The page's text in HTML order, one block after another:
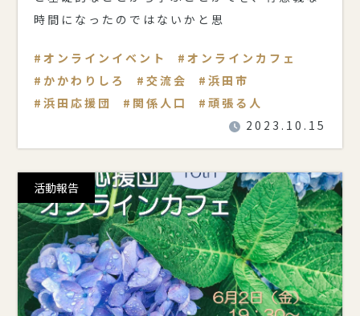
時間になったのではないかと思
オンラインイベント
オンラインカフェ
かかわりしろ
交流会
浜田市
浜田応援団
関係人口
頑張る人
2023.10.15
活動報告